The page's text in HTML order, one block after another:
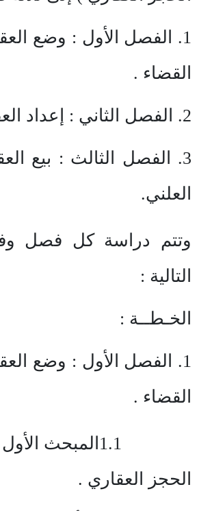
1. الفصل الأول : وضع
القضاء .
2. الفصل الثاني : إعداد العقار لبيع .
3. الفصل الثالث : بيع
العلني.
وتتم دراسة كل فصل
التالية :
الخـطــة :
1. الفصل الأول : وضع
القضاء .
1.1المبحث
الحجز العقاري .